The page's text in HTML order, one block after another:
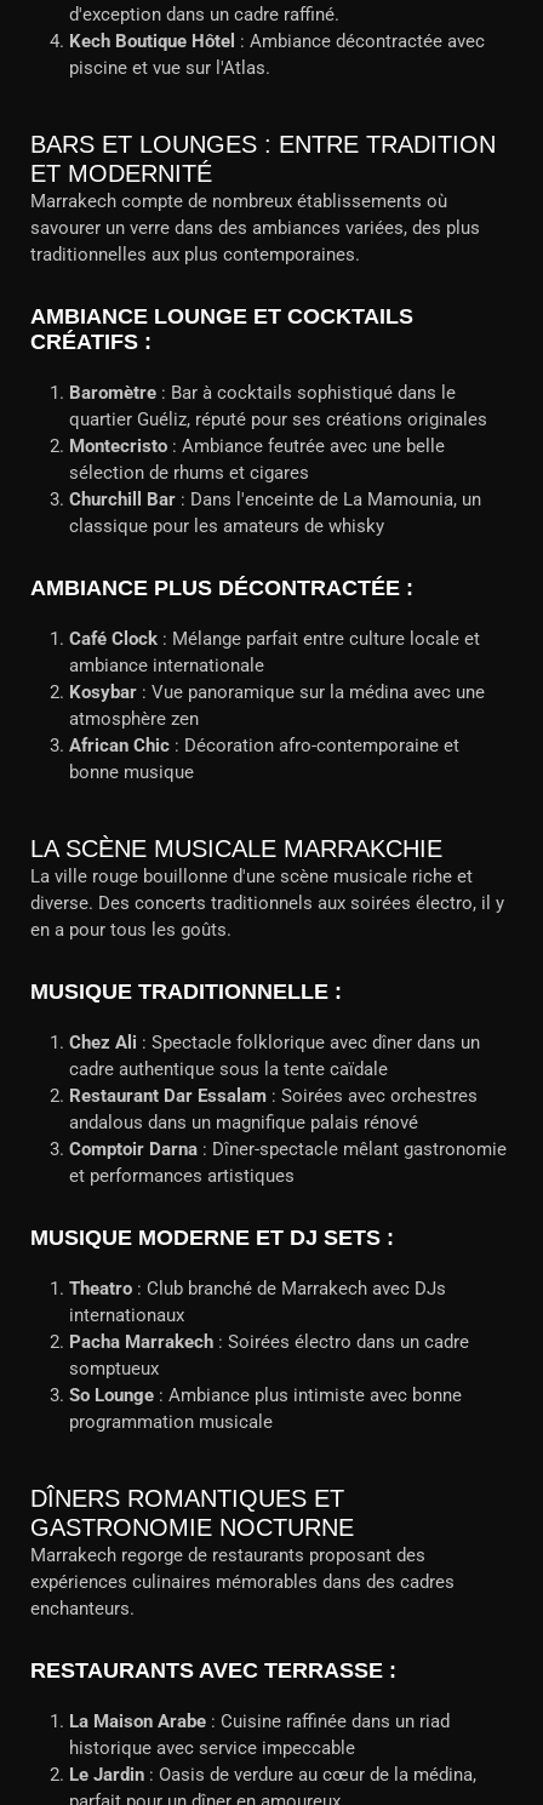
d'exception dans un cadre raffiné.
Kech Boutique Hôtel : Ambiance décontractée avec
piscine et vue sur l'Atlas.
BARS ET LOUNGES : ENTRE TRADITION
ET MODERNITÉ
Marrakech compte de nombreux établissements où
savourer un verre dans des ambiances variées, des plus
traditionnelles aux plus contemporaines.
AMBIANCE LOUNGE ET COCKTAILS
CRÉATIFS :
Baromètre : Bar à cocktails sophistiqué dans le
quartier Guéliz, réputé pour ses créations originales
Montecristo : Ambiance feutrée avec une belle
sélection de rhums et cigares
Churchill Bar : Dans l'enceinte de La Mamounia, un
classique pour les amateurs de whisky
AMBIANCE PLUS DÉCONTRACTÉE :
Café Clock : Mélange parfait entre culture locale et
ambiance internationale
Kosybar : Vue panoramique sur la médina avec une
atmosphère zen
African Chic : Décoration afro-contemporaine et
bonne musique
LA SCÈNE MUSICALE MARRAKCHIE
La ville rouge bouillonne d'une scène musicale riche et
diverse. Des concerts traditionnels aux soirées électro, il y
en a pour tous les goûts.
MUSIQUE TRADITIONNELLE :
Chez Ali : Spectacle folklorique avec dîner dans un
cadre authentique sous la tente caïdale
Restaurant Dar Essalam : Soirées avec orchestres
andalous dans un magnifique palais rénové
Comptoir Darna : Dîner-spectacle mêlant gastronomie
et performances artistiques
MUSIQUE MODERNE ET DJ SETS :
Theatro : Club branché de Marrakech avec DJs
internationaux
Pacha Marrakech : Soirées électro dans un cadre
somptueux
So Lounge : Ambiance plus intimiste avec bonne
programmation musicale
DÎNERS ROMANTIQUES ET
GASTRONOMIE NOCTURNE
Marrakech regorge de restaurants proposant des
expériences culinaires mémorables dans des cadres
enchanteurs.
RESTAURANTS AVEC TERRASSE :
La Maison Arabe : Cuisine raffinée dans un riad
historique avec service impeccable
Le Jardin : Oasis de verdure au cœur de la médina,